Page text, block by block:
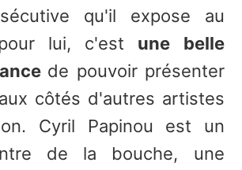
qu'il expose au
lui, c'est une belle
de pouvoir présenter
côtés d'autres artistes
Cyril Papinou est un
de la bouche, une